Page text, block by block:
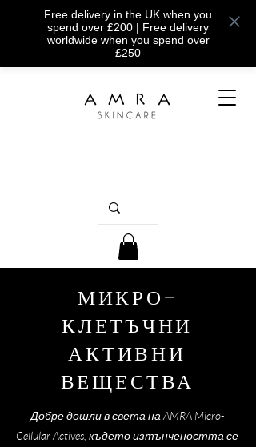
Free delivery in the UK when you
spend over £200 | Free delivery
worldwide when you spend over
£250
МИКРО-
КЛЕТЪЧНИ
АКТИВНИ
ВЕЩЕСТВА
Добре дошли в света на AMRA Micro-
Cellular Actives, където изтънчеността се